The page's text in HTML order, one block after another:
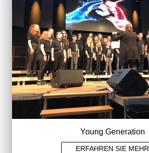
Young Generation
ERFAHREN SIE MEHR